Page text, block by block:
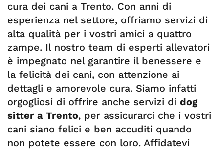
cura dei cani a Trento. Con anni di
esperienza nel settore, offriamo servizi di
alta qualità per i vostri amici a quattro
zampe. Il nostro team di esperti allevatori
è impegnato nel garantire il benessere e
la felicità dei cani, con attenzione ai
dettagli e amorevole cura. Siamo infatti
orgogliosi di offrire anche servizi di dog
sitter a Trento, per assicurarci che i vostri
cani siano felici e ben accuditi quando
non potete essere con loro. Affidatevi